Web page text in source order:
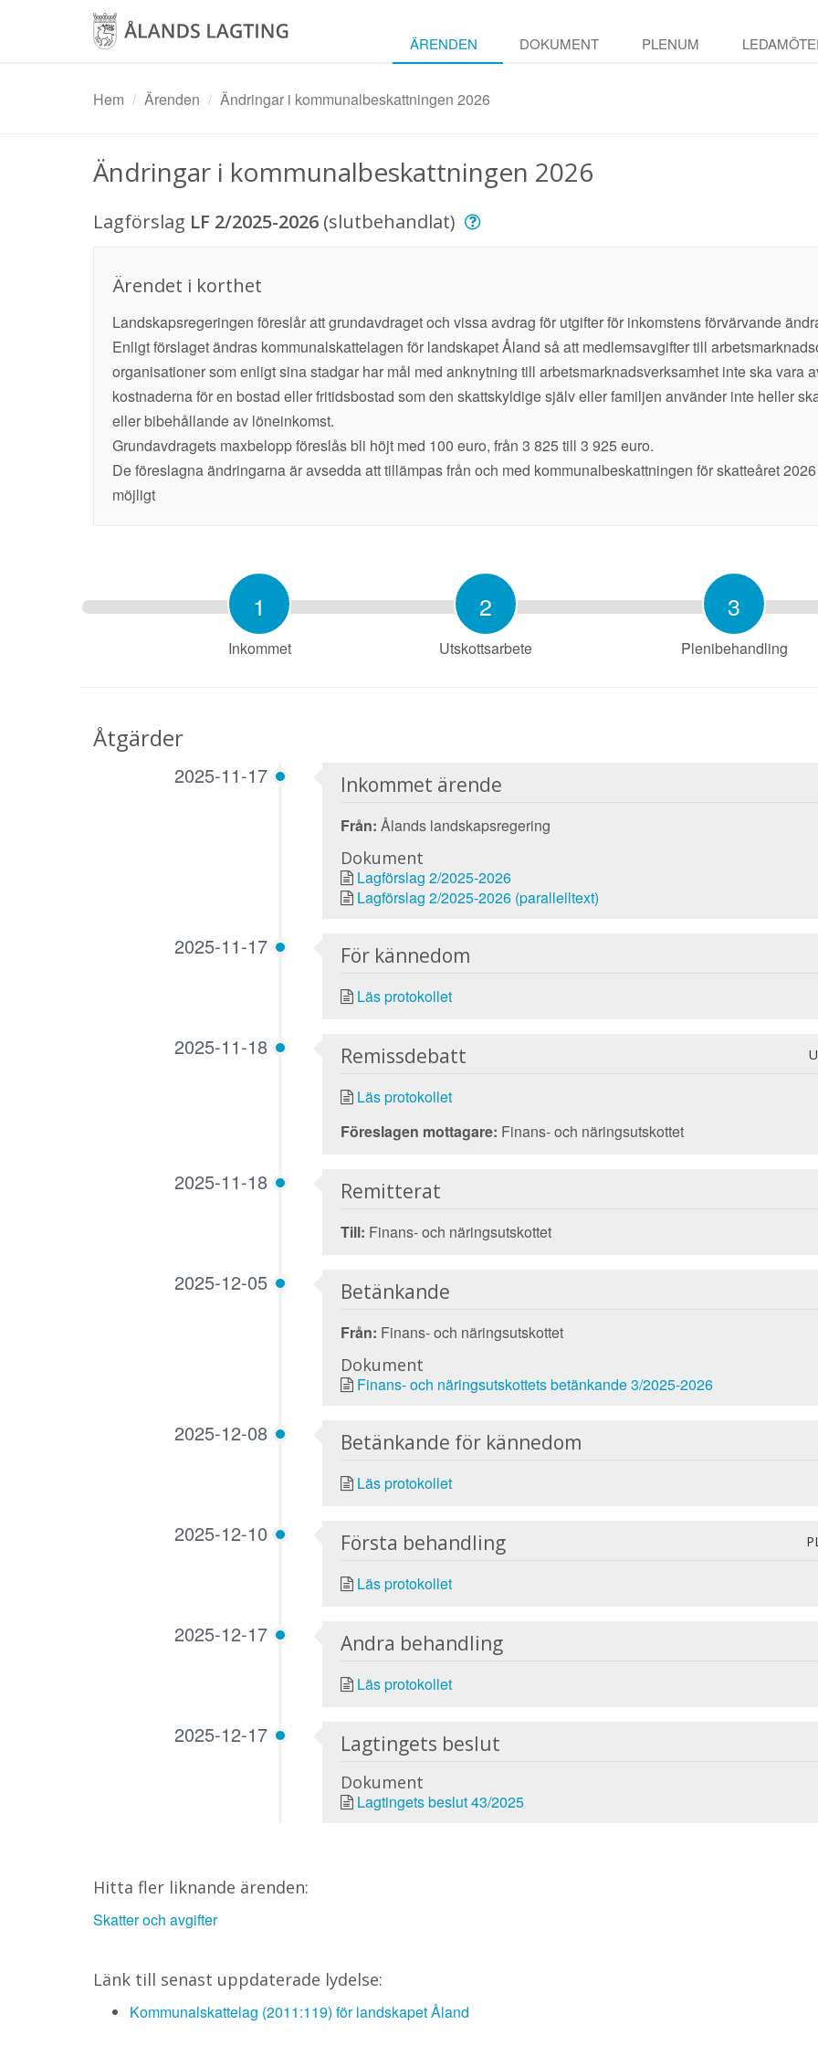
ÄRENDEN DOKUMENT PLENUM
Hem Ärenden Ändringar i kommunalbeskattningen 2026
Ändringar i kommunalbeskattningen 2026
Lagförslag LF 2/2025-2026 (slutbehandlat)
Ärendet i korthet
Landskapsregeringen föreslår att grundavdraget och vissa avdrag för utgifter för inkomstens förvärvande
Enligt förslaget ändras kommunalskattelagen för landskapet Åland så att medlemsavgifter till
organisationer som enligt sina stadgar har mål med anknytning till arbetsmarknadsverksamhet inte ska vara
kostnaderna för en bostad eller fritidsbostad som den skattskyldige själv eller familjen använder inte heller
eller bibehållande av löneinkomst.
Grundavdragets maxbelopp föreslås bli höjt med 100 euro, från 3 825 till 3 925 euro.
De föreslagna ändringarna är avsedda att tillämpas från och med kommunalbeskattningen för skatteåret
möjligt
1
Inkommet
2
Utskottsarbete
3
Plenibehandling
Åtgärder
2025-11-17 Inkommet ärende
Från: Ålands landskapsregering
Dokument
Lagförslag 2/2025-2026
Lagförslag 2/2025-2026 (parallelltext)
2025-11-17 För kännedom
Läs protokollet
2025-11-18 Remissdebatt
Läs protokollet
Föreslagen mottagare: Finans- och näringsutskottet
2025-11-18 Remitterat
Till: Finans- och näringsutskottet
2025-12-05 Betänkande
Från: Finans- och näringsutskottet
Dokument
Finans- och näringsutskottets betänkande 3/2025-2026
2025-12-08 Betänkande för kännedom
Läs protokollet
2025-12-10 Första behandling
Läs protokollet
2025-12-17 Andra behandling
Läs protokollet
2025-12-17 Lagtingets beslut
Dokument
Lagtingets beslut 43/2025
Hitta fler liknande ärenden:
Skatter och avgifter
Länk till senast uppdaterade lydelse:
Kommunalskattelag (2011:119) för landskapet Åland